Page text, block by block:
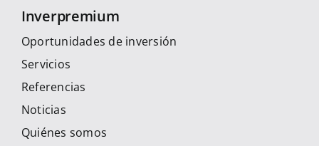
Inverpremium
Oportunidades de inversión
Servicios
Referencias
Noticias
Quiénes somos